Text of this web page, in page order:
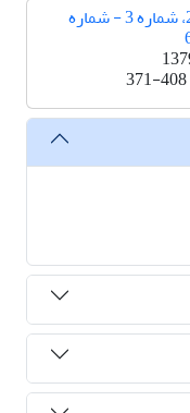
دوره 2، شماره 3 - شماره
371-408